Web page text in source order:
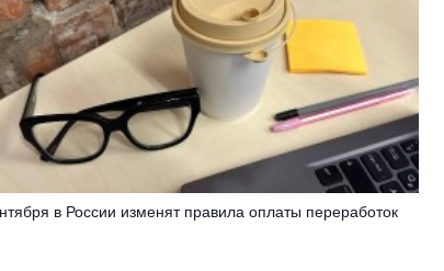
в России изменят правила оплаты переработок